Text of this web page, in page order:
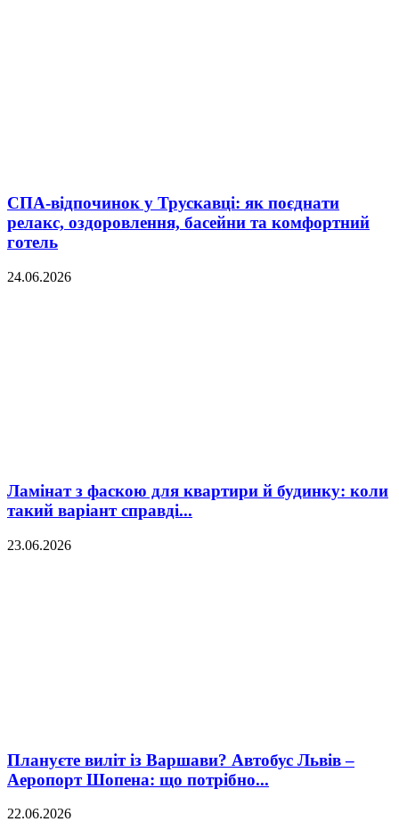
СПА-відпочинок у Трускавці: як поєднати
релакс, оздоровлення, басейни та комфортний
готель
24.06.2026
Ламінат з фаскою для квартири й будинку: коли
такий варіант справді...
23.06.2026
Плануєте виліт із Варшави? Автобус Львів –
Аеропорт Шопена: що потрібно...
22.06.2026